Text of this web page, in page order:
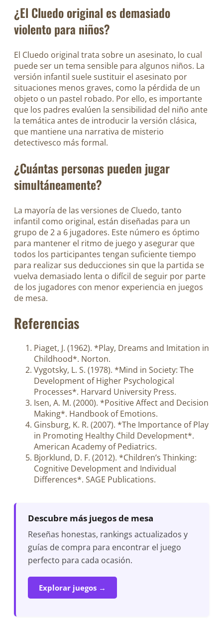
¿El Cluedo original es demasiado
violento para niños?
El Cluedo original trata sobre un asesinato, lo cual
puede ser un tema sensible para algunos niños. La
versión infantil suele sustituir el asesinato por
situaciones menos graves, como la pérdida de un
objeto o un pastel robado. Por ello, es importante
que los padres evalúen la sensibilidad del niño ante
la temática antes de introducir la versión clásica,
que mantiene una narrativa de misterio
detectivesco más formal.
¿Cuántas personas pueden jugar
simultáneamente?
La mayoría de las versiones de Cluedo, tanto
infantil como original, están diseñadas para un
grupo de 2 a 6 jugadores. Este número es óptimo
para mantener el ritmo de juego y asegurar que
todos los participantes tengan suficiente tiempo
para realizar sus deducciones sin que la partida se
vuelva demasiado lenta o difícil de seguir por parte
de los jugadores con menor experiencia en juegos
de mesa.
Referencias
Piaget, J. (1962). *Play, Dreams and Imitation in
Childhood*. Norton.
Vygotsky, L. S. (1978). *Mind in Society: The
Development of Higher Psychological
Processes*. Harvard University Press.
Isen, A. M. (2000). *Positive Affect and Decision
Making*. Handbook of Emotions.
Ginsburg, K. R. (2007). *The Importance of Play
in Promoting Healthy Child Development*.
American Academy of Pediatrics.
Bjorklund, D. F. (2012). *Children’s Thinking:
Cognitive Development and Individual
Differences*. SAGE Publications.
Descubre más juegos de mesa
Reseñas honestas, rankings actualizados y
guías de compra para encontrar el juego
perfecto para cada ocasión.
Explorar juegos →